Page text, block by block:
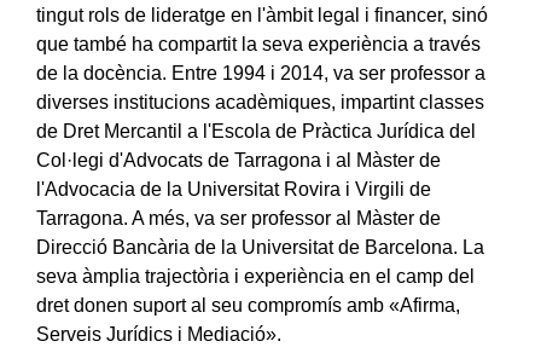
tingut rols de lideratge en l'àmbit legal i financer, sinó
que també ha compartit la seva experiència a través
de la docència. Entre 1994 i 2014, va ser professor a
diverses institucions acadèmiques, impartint classes
de Dret Mercantil a l'Escola de Pràctica Jurídica del
Col·legi d'Advocats de Tarragona i al Màster de
l'Advocacia de la Universitat Rovira i Virgili de
Tarragona. A més, va ser professor al Màster de
Direcció Bancària de la Universitat de Barcelona. La
seva àmplia trajectòria i experiència en el camp del
dret donen suport al seu compromís amb «Afirma,
Serveis Jurídics i Mediació».